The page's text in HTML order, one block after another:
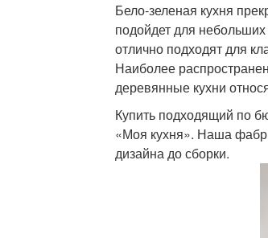
Бело-зеленая кухня
подойдет для
отлично подходят для
Наиболее
деревянные кухни
Купить подходящий по
«Моя кухня». Наша
дизайна до сборки.